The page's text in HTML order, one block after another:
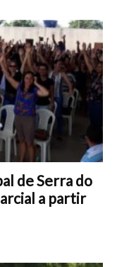
de Serra do
a partir